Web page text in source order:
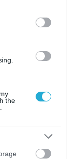
in below Google
the
θυμάται τους
όταν ζητούν